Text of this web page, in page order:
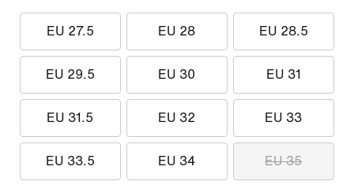
EU 27.5 EU 28 EU 28.5
EU 29.5 EU 30 EU 31
EU 31.5 EU 32 EU 33
EU 33.5 EU 34 EU 35